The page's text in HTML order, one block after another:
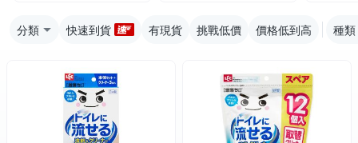
分類 快速到貨 有現貨 挑戰低價 價格低到高 種類